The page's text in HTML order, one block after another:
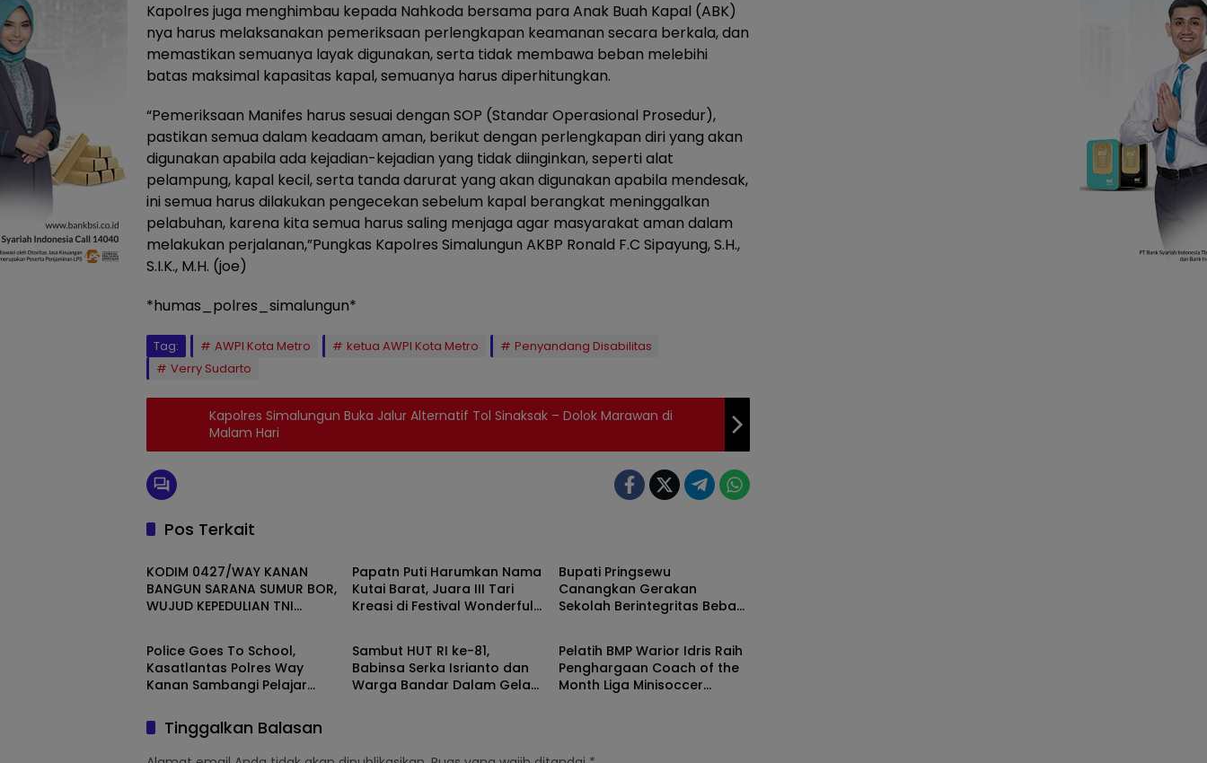
Kapolres juga menghimbau kepada Nahkoda bersama para Anak Buah Kapal (ABK)
nya harus melaksanakan pemeriksaan perlengkapan keamanan secara berkala, dan
memastikan semuanya layak digunakan, serta tidak membawa beban melebihi
batas maksimal kapasitas kapal, semuanya harus diperhitungkan.
“Pemeriksaan Manifes harus sesuai dengan SOP (Standar Operasional Prosedur),
pastikan semua dalam keadaam aman, berikut dengan perlengkapan diri yang akan
digunakan apabila ada kejadian-kejadian yang tidak diinginkan, seperti alat
pelampung, kapal kecil, serta tanda darurat yang akan digunakan apabila mendesak,
ini semua harus dilakukan pengecekan sebelum kapal berangkat meninggalkan
pelabuhan, karena kita semua harus saling menjaga agar masyarakat aman dalam
melakukan perjalanan,”Pungkas Kapolres Simalungun AKBP Ronald F.C Sipayung, S.H.,
S.I.K., M.H. (joe)
*humas_polres_simalungun*
Tag: AWPI Kota Metro ketua AWPI Kota Metro
Penyandang Disabilitas
Verry Sudarto
Kapolres Simalungun Buka Jalur Alternatif Tol Sinaksak – Dolok Marawan di
Malam Hari
Pos Terkait
Daerah
KODIM 0427/WAY KANAN
BANGUN SARANA SUMUR BOR,
WUJUD KEPEDULIAN TNI
Papatn Puti Harumkan Nama
Kutai Barat, Juara III Tari
Kreasi di Festival Wonderful
Bupati Pringsewu
Canangkan Gerakan
Sekolah Berintegritas Bebas
Daerah
Police Goes To School,
Kasatlantas Polres Way
Kanan Sambangi Pelajar
Daerah
Sambut HUT RI ke-81,
Babinsa Serka Isrianto dan
Warga Bandar Dalam Gelar
Daerah
Pelatih BMP Warior Idris Raih
Penghargaan Coach of the
Month Liga Minisoccer
Tinggalkan Balasan